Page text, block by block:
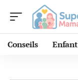
Conseils Enfant